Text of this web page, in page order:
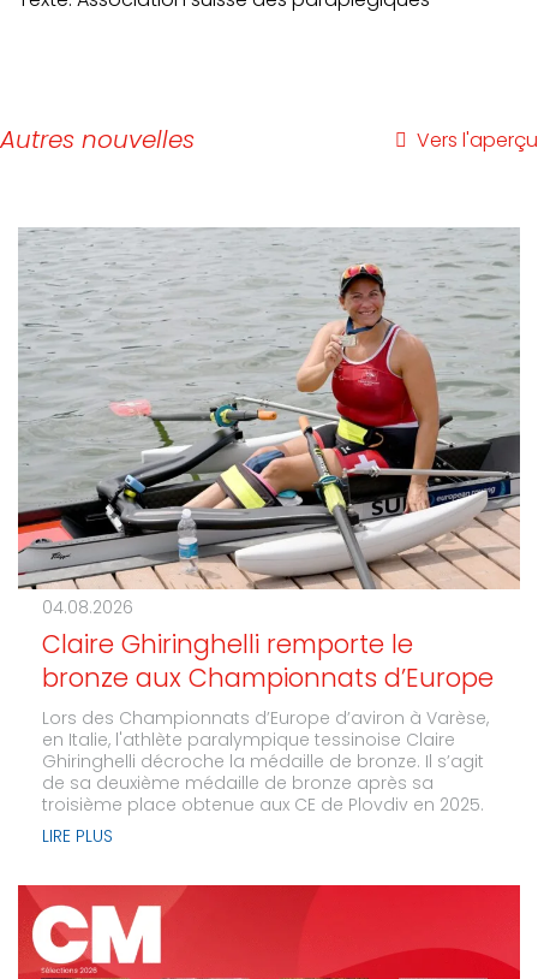
Vers l'aperçu
Autres nouvelles
04.08.2026
Claire Ghiringhelli remporte le
bronze aux Championnats d’Europe
Lors des Championnats d’Europe d’aviron à Varèse,
en Italie, l'athlète paralympique tessinoise Claire
Ghiringhelli décroche la médaille de bronze. Il s’agit
de sa deuxième médaille de bronze après sa
troisième place obtenue aux CE de Plovdiv en 2025.
LIRE PLUS